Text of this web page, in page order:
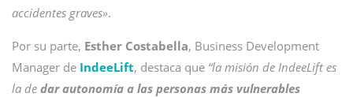
accidentes graves».
Por su parte, Esther Costabella, Business Development
Manager de IndeeLift, destaca que “la misión de IndeeLift es
la de dar autonomía a las personas más vulnerables